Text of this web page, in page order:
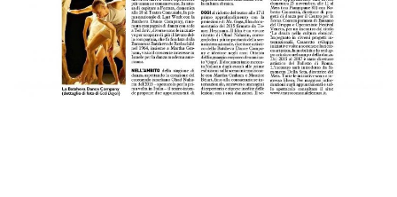
IL NOSTRO STAFF
EDUCAZIONE
SCUOLE
INSEGNANTI
GIOVANI, ADULTI
CULTURA EBRAICA
CAPIRE L’EBRAISMO